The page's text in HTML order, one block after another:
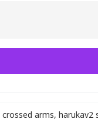
crossed arms, harukav2